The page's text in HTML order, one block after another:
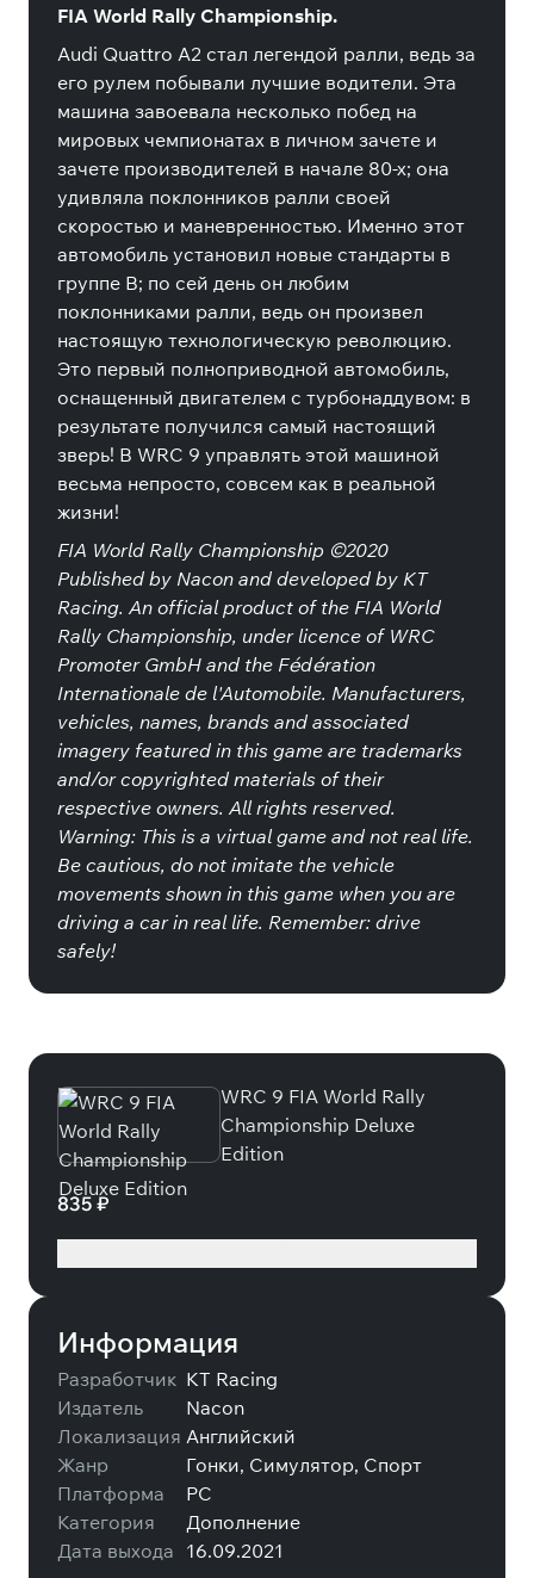
FIA World Rally Championship.
Audi Quattro A2 стал легендой ралли, ведь за
его рулем побывали лучшие водители. Эта
машина завоевала несколько побед на
мировых чемпионатах в личном зачете и
зачете производителей в начале 80-х; она
удивляла поклонников ралли своей
скоростью и маневренностью. Именно этот
автомобиль установил новые стандарты в
группе B; по сей день он любим
поклонниками ралли, ведь он произвел
настоящую технологическую революцию.
Это первый полноприводной автомобиль,
оснащенный двигателем с турбонаддувом: в
результате получился самый настоящий
зверь! В WRC 9 управлять этой машиной
весьма непросто, совсем как в реальной
жизни!
FIA World Rally Championship ©2020
Published by Nacon and developed by KT
Racing. An official product of the FIA World
Rally Championship, under licence of WRC
Promoter GmbH and the Fédération
Internationale de l'Automobile. Manufacturers,
vehicles, names, brands and associated
imagery featured in this game are trademarks
and/or copyrighted materials of their
respective owners. All rights reserved.
Warning: This is a virtual game and not real life.
Be cautious, do not imitate the vehicle
movements shown in this game when you are
driving a car in real life. Remember: drive
safely!
WRC 9 FIA World Rally
Championship Deluxe
Edition
835 ₽
Информация
Разработчик KT Racing
Издатель
Nacon
Локализация Английский
Жанр
Гонки, Симулятор, Спорт
Платформа
PC
Категория
Дополнение
Дата выхода 16.09.2021